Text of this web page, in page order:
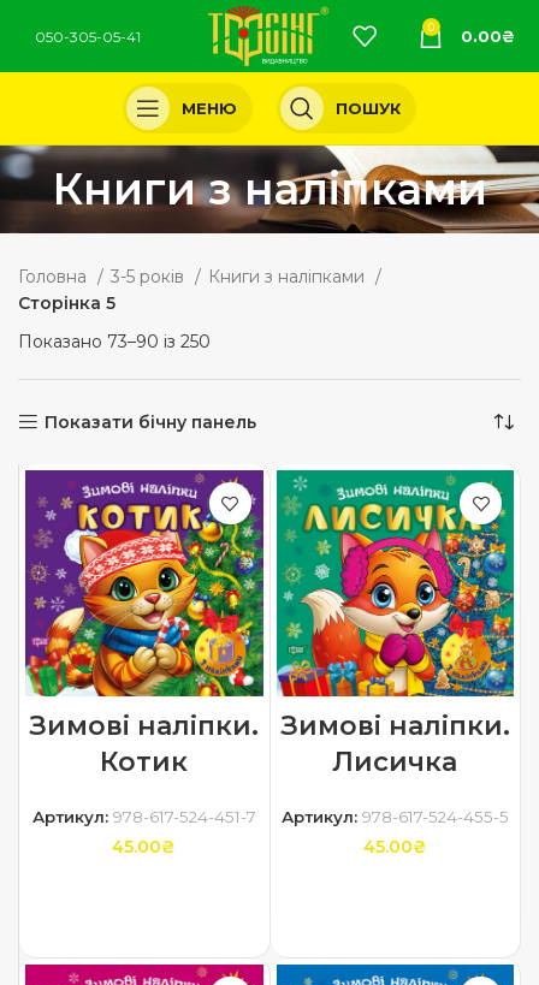
050-305-05-41
0 0.00₴
МЕНЮ ПОШУК
Книги з наліпками
Головна 3-5 років
Книги з наліпками
Сторінка 5
Показано 73–90 із 250
Показати бічну панель
Зимові наліпки.
Котик
Артикул: 978-617-524-451-7
45.00₴
Зимові наліпки.
Лисичка
Артикул: 978-617-524-455-5
45.00₴